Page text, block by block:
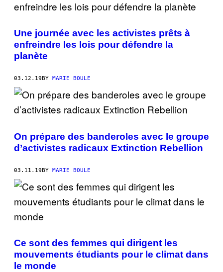
Une journée avec les activistes prêts à
enfreindre les lois pour défendre la
planète
03.12.19 BY MARIE BOULE
On prépare des banderoles avec le groupe
d’activistes radicaux Extinction Rebellion
03.11.19BY MARIE BOULE
Ce sont des femmes qui dirigent les
mouvements étudiants pour le climat dans
le monde